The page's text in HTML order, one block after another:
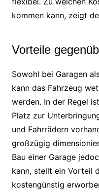
kommen kann, zeigt
Vorteile
Sowohl bei Garagen
kann das Fahrzeug
werden. In der Regel
Platz zur
und Fahrrädern
großzügig
Bau einer Garage
kann, stellt ein Vorteil
kostengünstig